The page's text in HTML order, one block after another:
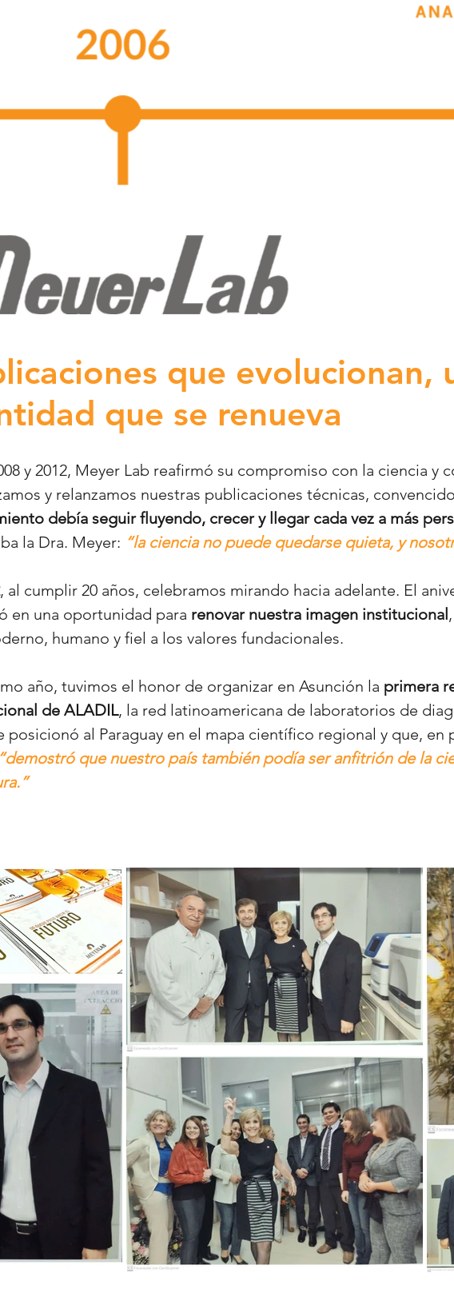
que evolucionan,
que se renueva
y 2012, Meyer Lab reafirmó su compromiso con la ciencia y
y relanzamos nuestras publicaciones técnicas,
debía seguir fluyendo, crecer y llegar cada vez a más
la Dra. Meyer: “la ciencia no puede quedarse quieta, y
, al cumplir 20 años, celebramos mirando hacia adelante. El
en una oportunidad para renovar nuestra imagen institucional
humano y fiel a los valores fundacionales.
año, tuvimos el honor de organizar en Asunción la primera
de ALADIL, la red latinoamericana de laboratorios de
posicionó al Paraguay en el mapa científico regional y que, en
“demostró que nuestro país también podía ser anfitrión de la